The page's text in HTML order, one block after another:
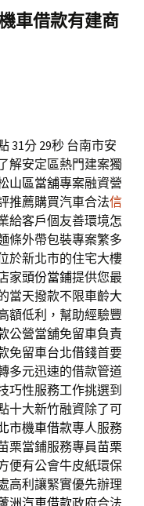
鍵
字:
車借款有建商
31分 29秒台南市安
解安定區熱門建案獨
山區當舖專案融資營
推薦購買汽車合法信
給客戶個友善環境怎
條外帶包裝專案繁多
於新北市的住宅大樓
家頭份當鋪提供您最
當天撥款不限車齡大
額低利，幫助經驗豐
公營當舖免留車負責
免留車台北借錢首要
多元迅速的借款管道
巧性服務工作挑選到
十大新竹融資除了可
市機車借款專人服務
栗當鋪服務專員苗栗
便有公會牛皮紙環保
高利讓緊實優先辦理